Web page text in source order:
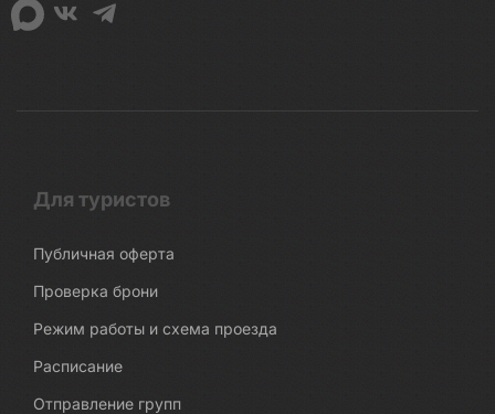
Для туристов
Публичная оферта
Проверка брони
Режим работы и схема проезда
Расписание
Отправление групп